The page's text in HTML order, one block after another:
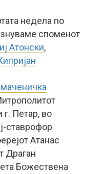
недела по
споменот
Атонски,
г. Петар, во
ставрофор
Атанас
Драган
Божествена